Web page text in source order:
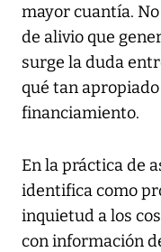
mayor cuantía.
de alivio que
surge la duda
qué tan
financiamiento.
En la práctica de
identifica como
inquietud a los
con información